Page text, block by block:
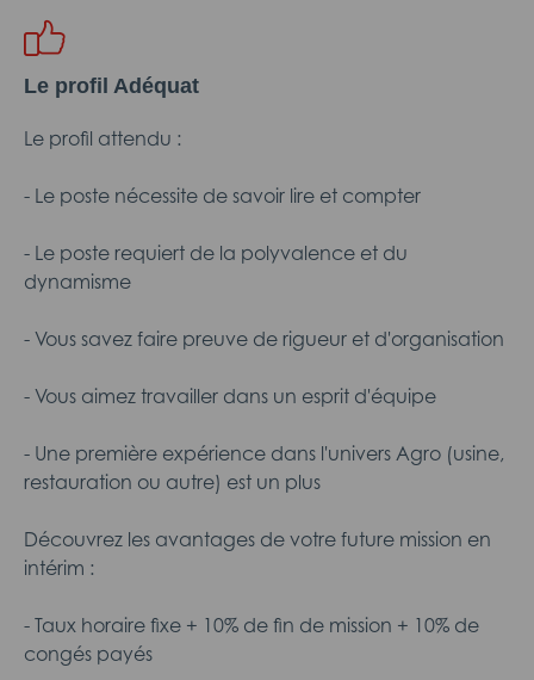
Le profil Adéquat
Le profil attendu :
- Le poste nécessite de savoir lire et compter
- Le poste requiert de la polyvalence et du
dynamisme
- Vous savez faire preuve de rigueur et d'organisation
- Vous aimez travailler dans un esprit d'équipe
- Une première expérience dans l'univers Agro (usine,
restauration ou autre) est un plus
Découvrez les avantages de votre future mission en
intérim :
- Taux horaire fixe + 10% de fin de mission + 10% de
congés payés